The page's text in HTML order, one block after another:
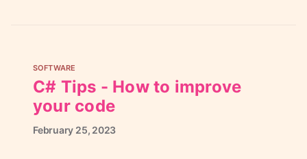
SOFTWARE
C# Tips - How to improve
your code
February 25, 2023